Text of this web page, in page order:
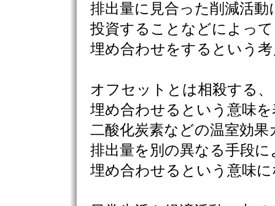
排出量に見合った削減活動
投資することなどによって
埋め合わせをするという
オフセットとは相殺する、
埋め合わせるという意味を
二酸化炭素などの温室効果
排出量を別の異なる手段に
埋め合わせるという意味